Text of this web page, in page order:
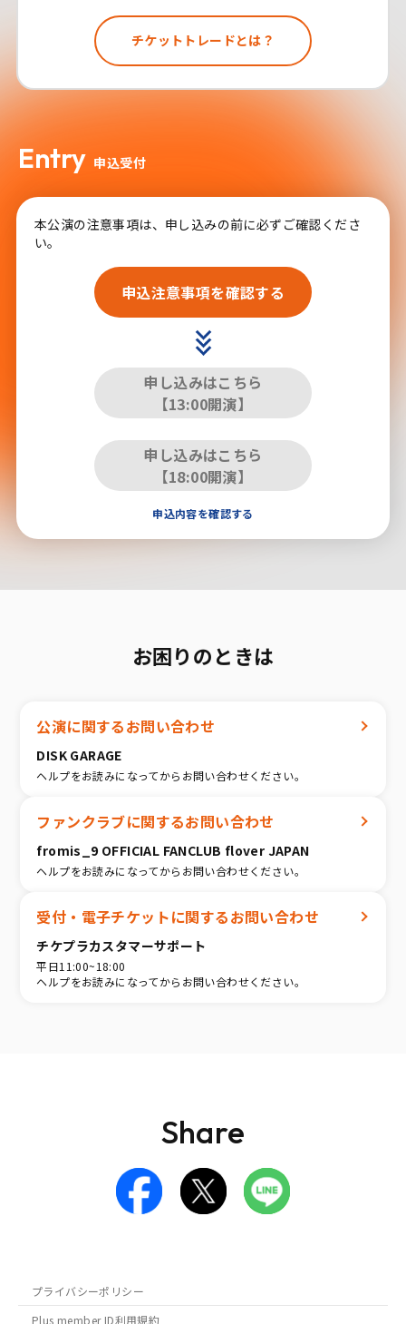
チケットトレードとは？
Entry 申込受付
本公演の注意事項は、申し込みの前に必ずご確認くださ
い。
申込注意事項を確認する
申し込みはこちら
【13:00開演】
申し込みはこちら
【18:00開演】
申込内容を確認する
お困りのときは
公演に関するお問い合わせ
DISK GARAGE
ヘルプをお読みになってからお問い合わせください。
ファンクラブに関するお問い合わせ
fromis_9 OFFICIAL FANCLUB flover JAPAN
ヘルプをお読みになってからお問い合わせください。
受付・電子チケットに関するお問い合わせ
チケプラカスタマーサポート
平日11:00~18:00
ヘルプをお読みになってからお問い合わせください。
Share
プライバシーポリシー
Plus member ID利用規約